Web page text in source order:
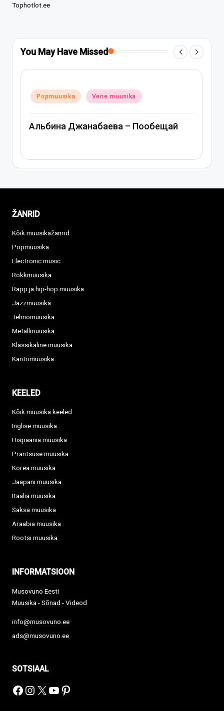
Tophotlot.ee
You May Have Missed
Пообещай
in
Popmuusika
Митя Фомин и Альбина
Спасибо, сердце
ŽANRID
Kõik muusikažanrid
Popmuusika
Electronic music
Rokkmuusika
Räpp ja hip-hop muusika
Jazzmuusika
Tehnomuusika
Metallmuusika
Klassikaline muusika
Kantrimuusika
KEELED
Kõik muusika keeled
Inglise muusika
Hispaania muusika
Prantsuse muusika
Korea muusika
Jaapani muusika
Itaalia muusika
Saksa muusika
Araabia muusika
Rootsi muusika
INFORMATSIOON
Musovuno Eesti
Muusika - Sõnad - Videod
info@musovuno.ee
ads@musovuno.ee
SOTSIAAL
Facebook
Instagram
X YouTube
Pinterest